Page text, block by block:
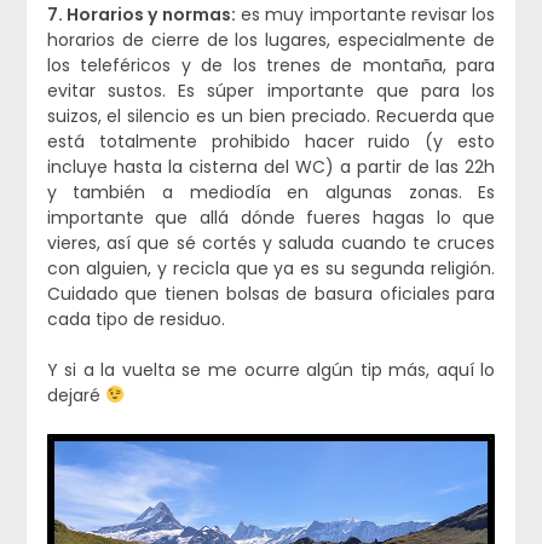
7. Horarios y normas: es muy importante revisar los
horarios de cierre de los lugares, especialmente de
los teleféricos y de los trenes de montaña, para
evitar sustos. Es súper importante que para los
suizos, el silencio es un bien preciado. Recuerda que
está totalmente prohibido hacer ruido (y esto
incluye hasta la cisterna del WC) a partir de las 22h
y también a mediodía en algunas zonas. Es
importante que allá dónde fueres hagas lo que
vieres, así que sé cortés y saluda cuando te cruces
con alguien, y recicla que ya es su segunda religión.
Cuidado que tienen bolsas de basura oficiales para
cada tipo de residuo.
Y si a la vuelta se me ocurre algún tip más, aquí lo
dejaré